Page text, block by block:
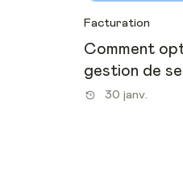
Facturation
Comment
gestion de
30 janv.